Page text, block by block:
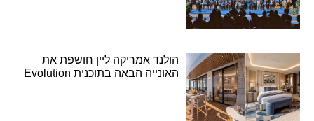
הולנד אמריקה ליין חושפת את
האונייה הבאה בתוכנית Evolution